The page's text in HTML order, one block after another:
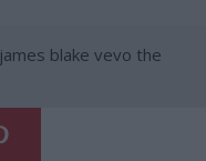
james blake vevo the